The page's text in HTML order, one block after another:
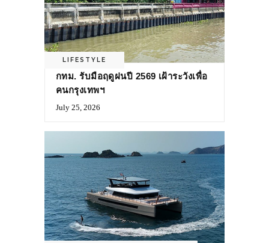
LIFESTYLE
กทม. รับมือฤดูฝนปี 2569 เฝ้าระวังเพื่อ
คนกรุงเทพฯ
July 25, 2026